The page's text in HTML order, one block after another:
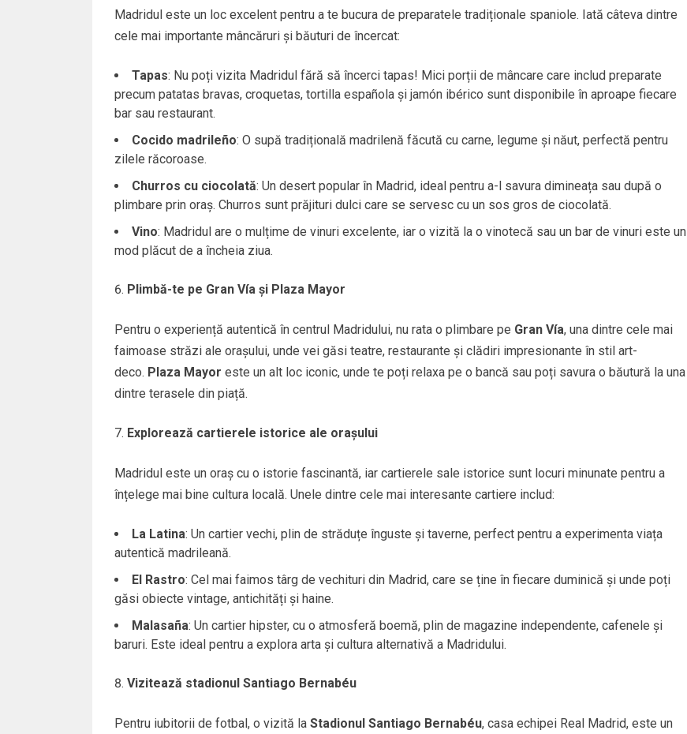
Madridul este un loc excelent pentru a te bucura de preparatele tradiționale spaniole. Iată câteva dintre
cele mai importante mâncăruri și băuturi de încercat:
Tapas: Nu poți vizita Madridul fără să încerci tapas! Mici porții de mâncare care includ preparate
precum patatas bravas, croquetas, tortilla española și jamón ibérico sunt disponibile în aproape fiecare
bar sau restaurant.
Cocido madrileño: O supă tradițională madrilenă făcută cu carne, legume și năut, perfectă pentru
zilele răcoroase.
Churros cu ciocolată: Un desert popular în Madrid, ideal pentru a-l savura dimineața sau după o
plimbare prin oraș. Churros sunt prăjituri dulci care se servesc cu un sos gros de ciocolată.
Vino: Madridul are o mulțime de vinuri excelente, iar o vizită la o vinotecă sau un bar de vinuri este un
mod plăcut de a încheia ziua.
Plimbă-te pe Gran Vía și Plaza Mayor
Pentru o experiență autentică în centrul Madridului, nu rata o plimbare pe Gran Vía, una dintre cele mai
faimoase străzi ale orașului, unde vei găsi teatre, restaurante și clădiri impresionante în stil art-
deco. Plaza Mayor este un alt loc iconic, unde te poți relaxa pe o bancă sau poți savura o băutură la una
dintre terasele din piață.
Explorează cartierele istorice ale orașului
Madridul este un oraș cu o istorie fascinantă, iar cartierele sale istorice sunt locuri minunate pentru a
înțelege mai bine cultura locală. Unele dintre cele mai interesante cartiere includ:
La Latina: Un cartier vechi, plin de străduțe înguste și taverne, perfect pentru a experimenta viața
autentică madrileană.
El Rastro: Cel mai faimos târg de vechituri din Madrid, care se ține în fiecare duminică și unde poți
găsi obiecte vintage, antichități și haine.
Malasaña: Un cartier hipster, cu o atmosferă boemă, plin de magazine independente, cafenele și
baruri. Este ideal pentru a explora arta și cultura alternativă a Madridului.
Vizitează stadionul Santiago Bernabéu
Pentru iubitorii de fotbal, o vizită la Stadionul Santiago Bernabéu, casa echipei Real Madrid, este un